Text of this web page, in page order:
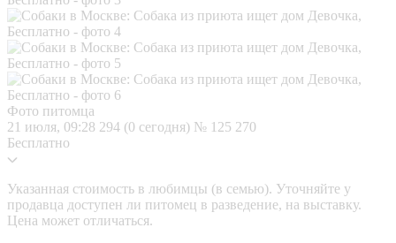
Фото питомца
21 июля, 09:28 294 (0 сегодня) № 125 270
Бесплатно
Указанная стоимость в любимцы (в семью). Уточняйте у
продавца доступен ли питомец в разведение, на выставку.
Цена может отличаться.